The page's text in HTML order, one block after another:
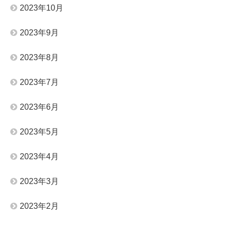
2023年10月
2023年9月
2023年8月
2023年7月
2023年6月
2023年5月
2023年4月
2023年3月
2023年2月